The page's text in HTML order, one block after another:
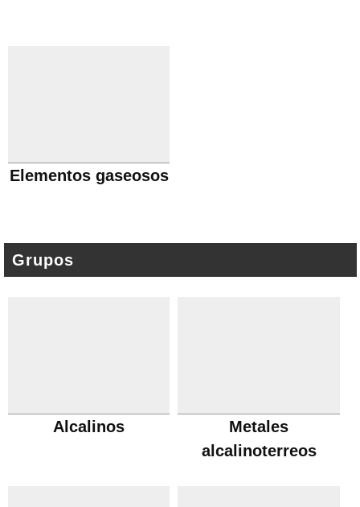
Elementos gaseosos
Grupos
Alcalinos
Metales
alcalinoterreos